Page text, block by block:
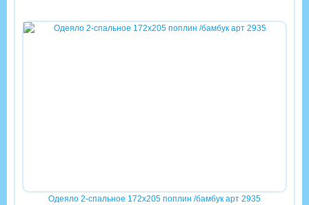
Одеяло 2-спальное 172х205 поплин /бамбук арт 2935